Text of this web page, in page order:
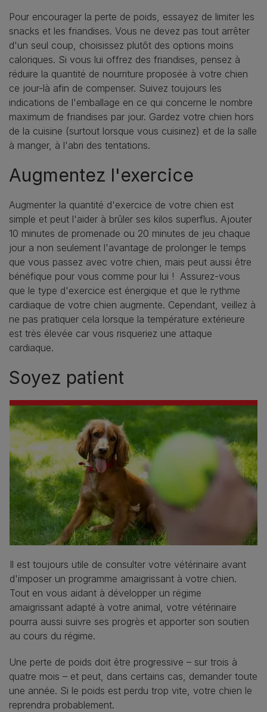
Pour encourager la perte de poids, essayez de limiter les
snacks et les friandises. Vous ne devez pas tout arrêter
d'un seul coup, choisissez plutôt des options moins
caloriques. Si vous lui offrez des friandises, pensez à
réduire la quantité de nourriture proposée à votre chien
ce jour-là afin de compenser. Suivez toujours les
indications de l'emballage en ce qui concerne le nombre
maximum de friandises par jour. Gardez votre chien hors
de la cuisine (surtout lorsque vous cuisinez) et de la salle
à manger, à l'abri des tentations.
Augmentez l'exercice
Augmenter la quantité d'exercice de votre chien est
simple et peut l'aider à brûler ses kilos superflus. Ajouter
10 minutes de promenade ou 20 minutes de jeu chaque
jour a non seulement l'avantage de prolonger le temps
que vous passez avec votre chien, mais peut aussi être
bénéfique pour vous comme pour lui ! Assurez-vous
que le type d'exercice est énergique et que le rythme
cardiaque de votre chien augmente. Cependant, veillez à
ne pas pratiquer cela lorsque la température extérieure
est très élevée car vous risqueriez une attaque
cardiaque.
Soyez patient
Il est toujours utile de consulter votre vétérinaire avant
d'imposer un programme amaigrissant à votre chien.
Tout en vous aidant à développer un régime
amaigrissant adapté à votre animal, votre vétérinaire
pourra aussi suivre ses progrès et apporter son soutien
au cours du régime.
Une perte de poids doit être progressive – sur trois à
quatre mois – et peut, dans certains cas, demander toute
une année. Si le poids est perdu trop vite, votre chien le
reprendra probablement.